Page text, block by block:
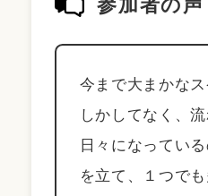
参加者の声
今まで大まかな
しかしてなく、
日々になってい
を立て、１つで